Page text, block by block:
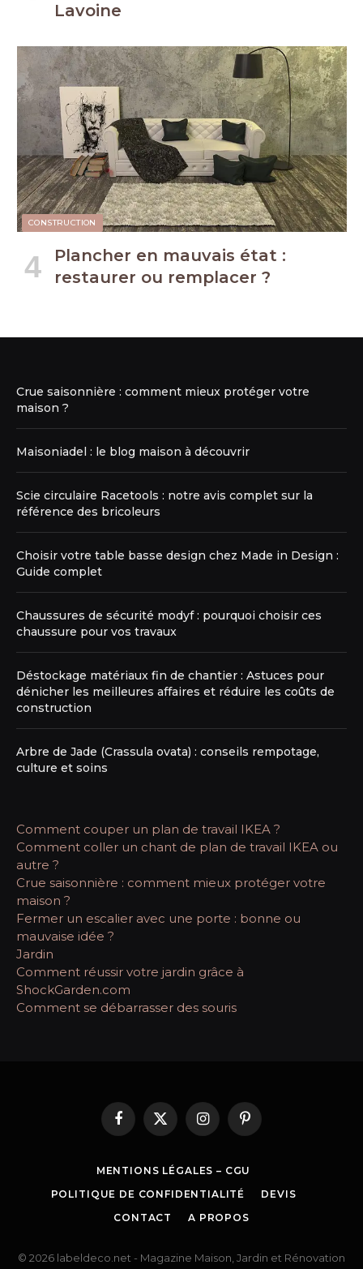
Lavoine
CONSTRUCTION
Plancher en mauvais état :
restaurer ou remplacer ?
Crue saisonnière : comment mieux protéger votre
maison ?
Maisoniadel : le blog maison à découvrir
Scie circulaire Racetools : notre avis complet sur la
référence des bricoleurs
Choisir votre table basse design chez Made in Design :
Guide complet
Chaussures de sécurité modyf : pourquoi choisir ces
chaussure pour vos travaux
Déstockage matériaux fin de chantier : Astuces pour
dénicher les meilleures affaires et réduire les coûts de
construction
Arbre de Jade (Crassula ovata) : conseils rempotage,
culture et soins
Comment couper un plan de travail IKEA ?
Comment coller un chant de plan de travail IKEA ou
autre ?
Crue saisonnière : comment mieux protéger votre
maison ?
Fermer un escalier avec une porte : bonne ou
mauvaise idée ?
Jardin
Comment réussir votre jardin grâce à
ShockGarden.com
Comment se débarrasser des souris
Facebook
X
InstagramPinterest
MENTIONS LÉGALES – CGU
POLITIQUE DE CONFIDENTIALITÉ
DEVIS
CONTACT
A PROPOS
© 2026 labeldeco.net - Magazine Maison, Jardin et Rénovation